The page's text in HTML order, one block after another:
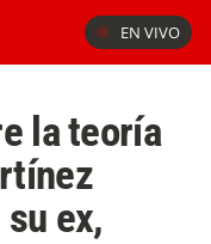
EN VIVO
la teoría
ex,